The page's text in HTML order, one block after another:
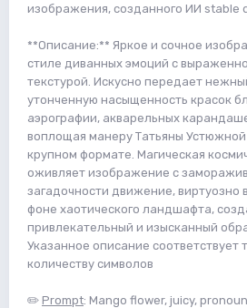
изображения, созданного ИИ stable
**Описание:** Яркое и сочное
стиле диванных эмоций с
текстурой. Искусно передает
утонченную насыщенность красок
аэрографии, акварельных
воплощая манеру Татьяны
крупном формате. Магическая
оживляет изображение с
загадочности движение, виртуозно
фоне хаотического ландшафта,
привлекательный и изысканный
Указанное описание соответствует
количеству символов
✏️ Prompt: Mango flower, juicy,